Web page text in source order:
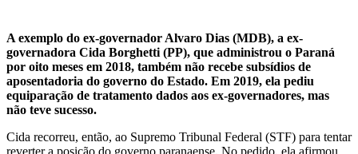
A exemplo do ex-governador Alvaro Dias (MDB), a ex-
governadora Cida Borghetti (PP), que administrou o Paraná
por oito meses em 2018, também não recebe subsídios de
aposentadoria do governo do Estado. Em 2019, ela pediu
equiparação de tratamento dados aos ex-governadores, mas
não teve sucesso.
Cida recorreu, então, ao Supremo Tribunal Federal (STF) para tentar